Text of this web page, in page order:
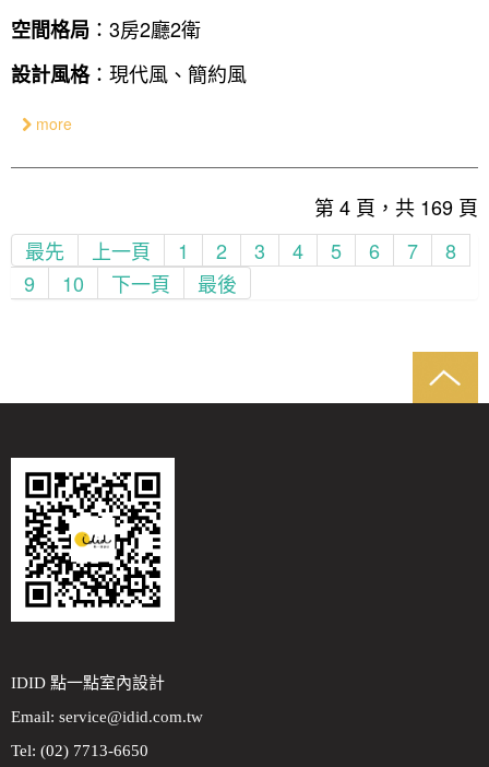
空間格局 ：3房2廳2衛
設計風格：現代風、簡約風
more
第 4 頁，共 169 頁
最先
上一頁 1 2 3 4 5 6 7
8
9
10 下一頁 最後
IDID 點一點室內設計
Email: service@idid.com.tw
Tel: (02) 7713-6650